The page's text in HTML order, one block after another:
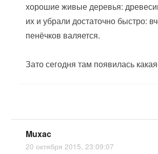
хорошие живые деревья:
их и убрали достаточно быстро:
пенёчков валяется.
Зато сегодня там появилась
Muxac
20 октября 2015, 23:09:07